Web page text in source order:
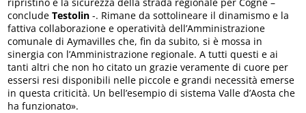
concludeTestolin -. Rimane da sottolineare il dinamismo e la
fattiva collaborazione e operatività dell’Amministrazione
comunale di Aymavilles che, fin da subito, si è mossa in
sinergia con l’Amministrazione regionale. A tutti questi e ai
tanti altri che non ho citato un grazie veramente di cuore per
essersi resi disponibili nelle piccole e grandi necessità emerse
in questa criticità. Un bell’esempio di sistema Valle d’Aosta che
ha funzionato».